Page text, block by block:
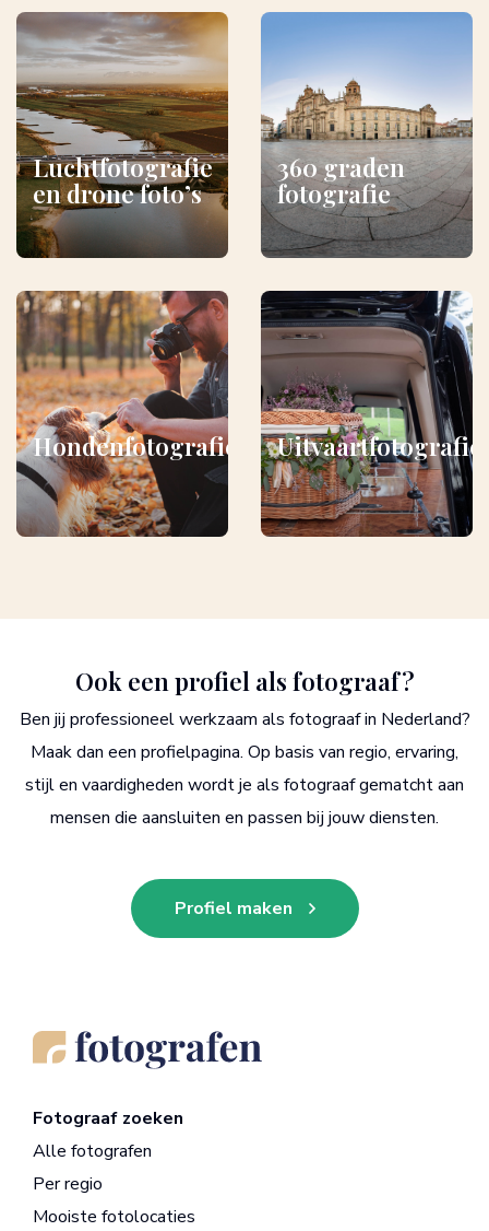
Luchtfotografie
en drone foto’s
360 graden
fotografie
Hondenfotografie Uitvaartfotografie
Ook een profiel als fotograaf?
Ben jij professioneel werkzaam als fotograaf in Nederland?
Maak dan een profielpagina. Op basis van regio, ervaring,
stijl en vaardigheden wordt je als fotograaf gematcht aan
mensen die aansluiten en passen bij jouw diensten.
Profiel maken
Fotograaf zoeken
Alle fotografen
Per regio
Mooiste fotolocaties